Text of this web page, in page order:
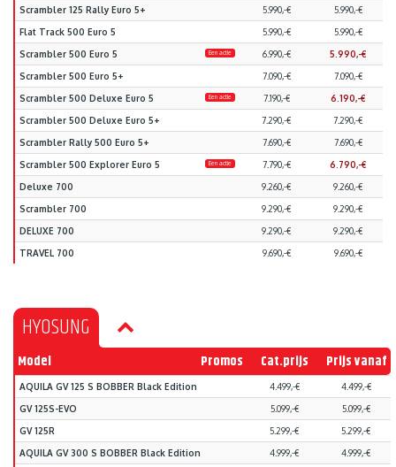
Scrambler 125 Rally Euro 5+ 5.990,-€ 5.990,-€
Flat Track 500 Euro 5 5.990,-€ 5.990,-€
Scrambler 500 Euro 5 Een actie 6.990,-€ 5.990,-€
Scrambler 500 Euro 5+ 7.090,-€ 7.090,-€
Scrambler 500 Deluxe Euro 5 Een actie 7.190,-€ 6.190,-€
Scrambler 500 Deluxe Euro 5+ 7.290,-€ 7.290,-€
Scrambler Rally 500 Euro 5+ 7.690,-€ 7.690,-€
Scrambler 500 Explorer Euro 5 Een actie 7.790,-€ 6.790,-€
Deluxe 700 9.260,-€ 9.260,-€
Scrambler 700 9.290,-€ 9.290,-€
DELUXE 700 9.290,-€ 9.290,-€
TRAVEL 700 9.690,-€ 9.690,-€
HYOSUNG
Model Promos Cat.prijs Prijs vanaf
AQUILA GV 125 S BOBBER Black Edition 4.499,-€ 4.499,-€
GV 125S-EVO 5.099,-€ 5.099,-€
GV 125R 5.299,-€ 5.299,-€
AQUILA GV 300 S BOBBER Black Edition 4.999,-€ 4.999,-€